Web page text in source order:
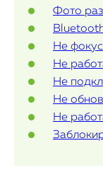
Статьи
Фото
Не
Не
Не
Не
Не